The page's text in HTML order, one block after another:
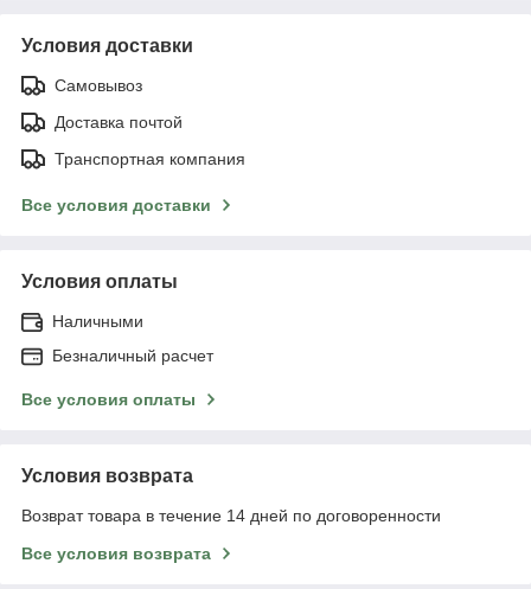
Условия доставки
Самовывоз
Доставка почтой
Транспортная компания
Все условия доставки
Условия оплаты
Наличными
Безналичный расчет
Все условия оплаты
Условия возврата
Возврат товара в течение 14 дней по договоренности
Все условия возврата